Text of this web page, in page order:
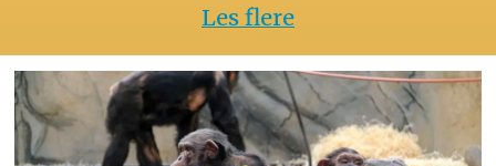
Les flere